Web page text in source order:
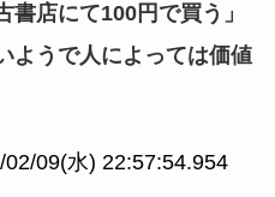
店にて100円で買う」
ようで人によっては価値
02/09(水) 22:57:54.954